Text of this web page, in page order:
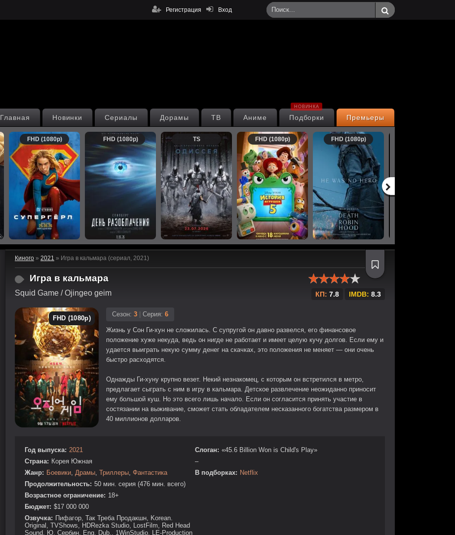
Вход
Регистрация
Премьеры
Подборки
НОВИНКА
Аниме
ТВ
Дорамы
Сериалы
Новинки
Главная
FHD (1080p) FHD (1080p) TS FHD (1080p) FHD (1080p)
Киного » 2021 » Игра в кальмара (сериал, 2021)
Игра в кальмара
Squid Game / Ojingeo geim КП: 7.8 IMDB: 8.3
FHD (1080p)
Сезон: 3 Серия: 6
Жизнь у Сон Ги-хун не сложилась. С супругой он давно развелся, его финансовое
положение хуже некуда, ведь он нигде не работает и имеет целую кучу долгов. Если ему и
удается выиграть некую сумму денег на скачках, это положения не меняет — они очень
быстро расходятся.
Однажды Ги-хуну крупно везет. Некий незнакомец, с которым он встретился в метро,
предлагает сыграть с ним в игру в кальмара. Детское развлечение неожиданно приносит
ему большой куш. Но это всего лишь начало. Если он согласится принять участие в
состязании на выживание, сможет стать обладателем несказанного богатства размером в
40 миллионов долларов.
Год выпуска: 2021
Страна: Корея Южная
Жанр: Боевики Драмы Триллеры Фантастика
Продолжительность: 50 мин. серия (476 мин. всего)
Возрастное ограничение: 18+
Бюджет: $17 000 000
Озвучка: Пифагор, Так Треба Продакшн, Korean.
Original, TVShows, HDRezka Studio, LostFilm, Red Head
Sound, Ю. Сербин, Eng. Dub., 1WinStudio, LE-Production
Слоган: «45.6 Billion Won is Child's Play»
–
В подборках: Netflix